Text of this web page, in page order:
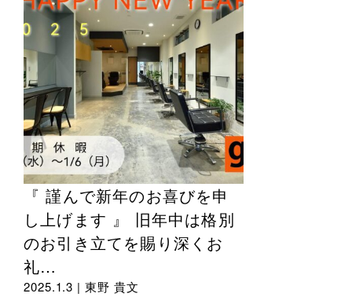
『 謹んで新年のお喜びを申
し上げます 』 旧年中は格別
のお引き立てを賜り深くお
礼…
2025.1.3 | 東野 貴文